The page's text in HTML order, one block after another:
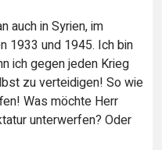
auch in Syrien, im
1933 und 1945. Ich bin
ich gegen jeden Krieg
zu verteidigen! So wie
Was möchte Herr
unterwerfen? Oder